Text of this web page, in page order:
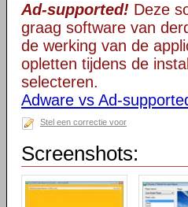
Ad-supported! Deze
graag software van
de werking van de
opletten tijdens de
selecteren.
Adware vs Ad-
Stel een correctie voor
Screenshots: